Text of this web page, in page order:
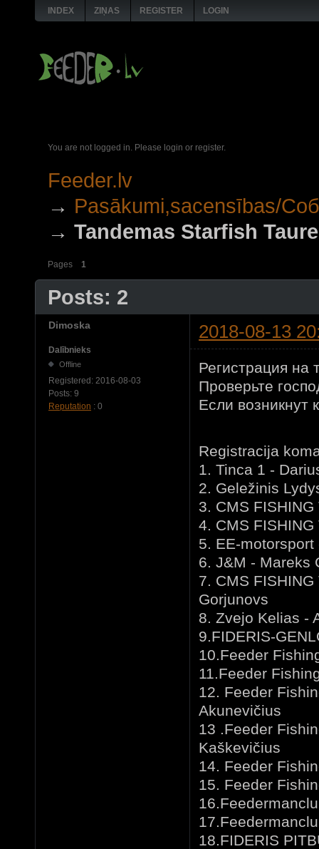
INDEX ZIŅAS REGISTER LOGIN
You are not logged in. Please login or register.
Feeder.lv
→ Pasākumi,sacensības/
→Tandemas Starfish
Pages 1
Posts: 2
Dimoska 2018-08-13
Dalībnieks
Offline
Registered: 2016-08-03
Posts: 9
Reputation : 0
Регистрация на
Проверьте
Если возникнут
Registracija
1. Tinca 1 -
2. Geležinis
3. CMS
4. CMS
5. EE-
6. J&M - Mareks
7. CMS
Gorjunovs
8. Zvejo Kelias -
9.FIDERIS-
10.Feeder
11.Feeder
12. Feeder
Akunevičius
13 .Feeder
Kaškevičius
14. Feeder
15. Feeder
18.FIDERIS